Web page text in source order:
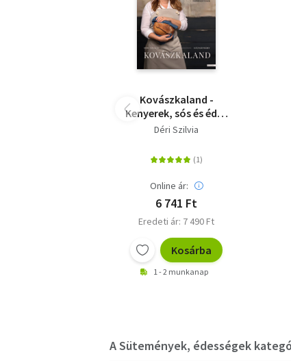
Kovászkaland -
Kenyerek, sós és édes
sütemények
Déri Szilvia
Online ár:
6 741 Ft
Eredeti ár: 7 490 Ft
Kosárba
1 - 2 munkanap
A Sütemények, édességek